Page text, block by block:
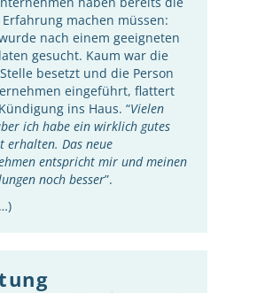
machen müssen:
nach einem geeigneten
gesucht. Kaum war die
besetzt und die Person
eingeführt, flattert
ins Haus. “Vielen
ich habe ein wirklich gutes
erhalten. Das neue
entspricht mir und meinen
noch besser”.